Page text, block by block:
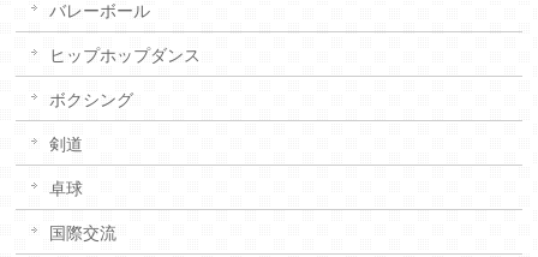
バレーボール
ヒップホップダンス
ボクシング
剣道
卓球
国際交流